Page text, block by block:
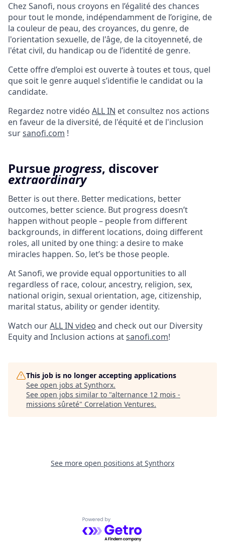
Chez Sanofi, nous croyons en l’égalité des chances
pour tout le monde, indépendamment de l’origine, de
la couleur de peau, des croyances, du genre, de
l'orientation sexuelle, de l'âge, de la citoyenneté, de
l'état civil, du handicap ou de l’identité de genre.
Cette offre d’emploi est ouverte à toutes et tous, quel
que soit le genre auquel s’identifie le candidat ou la
candidate.
Regardez notre vidéo ALL IN et consultez nos actions
en faveur de la diversité, de l'équité et de l'inclusion
sursanofi.com !
Pursueprogress, discover
extraordinary
Better is out there. Better medications, better
outcomes, better science. But progress doesn’t
happen without people – people from different
backgrounds, in different locations, doing different
roles, all united by one thing: a desire to make
miracles happen. So, let’s be those people.
At Sanofi, we provide equal opportunities to all
regardless of race, colour, ancestry, religion, sex,
national origin, sexual orientation, age, citizenship,
marital status, ability or gender identity.
Watch ourALL IN video and check out our Diversity
Equity and Inclusion actions atsanofi.com!
This job is no longer accepting applications
See open jobs at Synthorx.
See open jobs similar to "alternance 12 mois -
missions sûreté" Correlation Ventures.
See more open positions at Synthorx
Powered by Getro.com